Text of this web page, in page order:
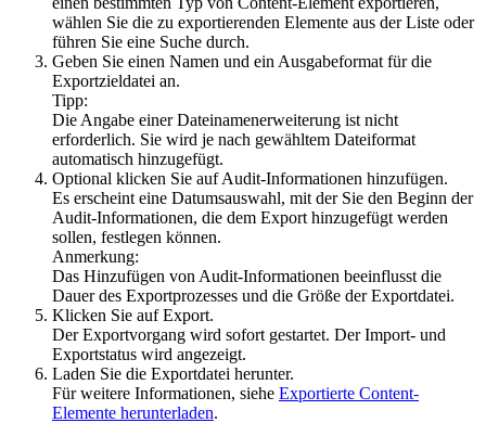
wählen Sie die zu exportierenden Elemente aus der Liste oder
führen Sie eine Suche durch.
Geben Sie einen Namen und ein Ausgabeformat für die
Exportzieldatei an.
Tipp:
Die Angabe einer Dateinamenerweiterung ist nicht
erforderlich. Sie wird je nach gewähltem Dateiformat
automatisch hinzugefügt.
Optional klicken Sie aufAudit-Informationen hinzufügen.
Es erscheint eine Datumsauswahl, mit der Sie den Beginn der
Audit-Informationen, die dem Export hinzugefügt werden
sollen, festlegen können.
Anmerkung:
Das Hinzufügen von Audit-Informationen beeinflusst die
Dauer des Exportprozesses und die Größe der Exportdatei.
Klicken Sie aufExport.
Der Exportvorgang wird sofort gestartet. Der Import- und
Exportstatus wird angezeigt.
Laden Sie die Exportdatei herunter.
Für weitere Informationen, siehe Exportierte Content-
Elemente herunterladen.